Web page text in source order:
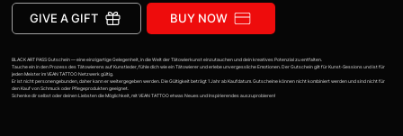
GIVE A GIFT BUY NOW
BLACK ART PASS Gutschein — eine einzigartige Gelegenheit, in die Welt der Tätowierkunst einzutauchen und dein kreatives Potenzial zu entfalten.
Tauche ein in den Prozess des Tätowierens auf Kunstleder, fühle dich wie ein Tätowierer und erlebe unvergessliche Emotionen. Der Gutschein gilt für Kunst-Sessions und ist für
jeden Meister im VEAN TATTOO Netzwerk gültig.
Er ist nicht personengebunden, daher kann er weitergegeben werden. Die Gültigkeit beträgt 1 Jahr ab Kaufdatum. Gutscheine können nicht kombiniert werden und sind nicht für
den Kauf von Schmuck oder Pflegeprodukten geeignet.
Schenke dir selbst oder deinen Liebsten die Möglichkeit, mit VEAN TATTOO etwas Neues und Inspirierendes auszuprobieren!